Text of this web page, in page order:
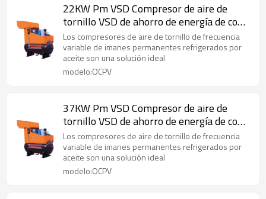
22KW Pm VSD Compresor de aire de
tornillo VSD de ahorro de energía de con
enfriamiento de aceite
Los compresores de aire de tornillo de frecuencia
variable de imanes permanentes refrigerados por
aceite son una solución ideal
modelo:OCPV
37KW Pm VSD Compresor de aire de
tornillo VSD de ahorro de energía de con
enfriamiento de aceite
Los compresores de aire de tornillo de frecuencia
variable de imanes permanentes refrigerados por
aceite son una solución ideal
modelo:OCPV